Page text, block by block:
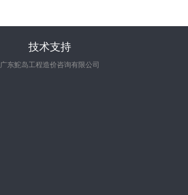
技术支持
广东鮀岛工程造价咨询有限公司